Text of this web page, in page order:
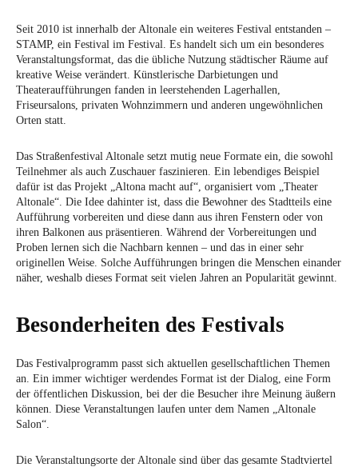
Seit 2010 ist innerhalb der Altonale ein weiteres Festival entstanden –
STAMP, ein Festival im Festival. Es handelt sich um ein besonderes
Veranstaltungsformat, das die übliche Nutzung städtischer Räume auf
kreative Weise verändert. Künstlerische Darbietungen und
Theateraufführungen fanden in leerstehenden Lagerhallen,
Friseursalons, privaten Wohnzimmern und anderen ungewöhnlichen
Orten statt.
Das Straßenfestival Altonale setzt mutig neue Formate ein, die sowohl
Teilnehmer als auch Zuschauer faszinieren. Ein lebendiges Beispiel
dafür ist das Projekt „Altona macht auf“, organisiert vom „Theater
Altonale“. Die Idee dahinter ist, dass die Bewohner des Stadtteils eine
Aufführung vorbereiten und diese dann aus ihren Fenstern oder von
ihren Balkonen aus präsentieren. Während der Vorbereitungen und
Proben lernen sich die Nachbarn kennen – und das in einer sehr
originellen Weise. Solche Aufführungen bringen die Menschen einander
näher, weshalb dieses Format seit vielen Jahren an Popularität gewinnt.
Besonderheiten des Festivals
Das Festivalprogramm passt sich aktuellen gesellschaftlichen Themen
an. Ein immer wichtiger werdendes Format ist der Dialog, eine Form
der öffentlichen Diskussion, bei der die Besucher ihre Meinung äußern
können. Diese Veranstaltungen laufen unter dem Namen „Altonale
Salon“.
Die Veranstaltungsorte der Altonale sind über das gesamte Stadtviertel